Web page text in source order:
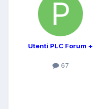
Utenti PLC Forum +
67